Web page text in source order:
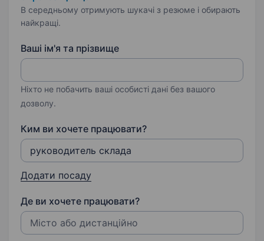
В середньому отримують шукачі з резюме і обирають
найкращі.
Ваші ім'я та прізвище
Ніхто не побачить ваші особисті дані без вашого
дозволу.
Ким ви хочете працювати?
Додати посаду
Де ви хочете працювати?